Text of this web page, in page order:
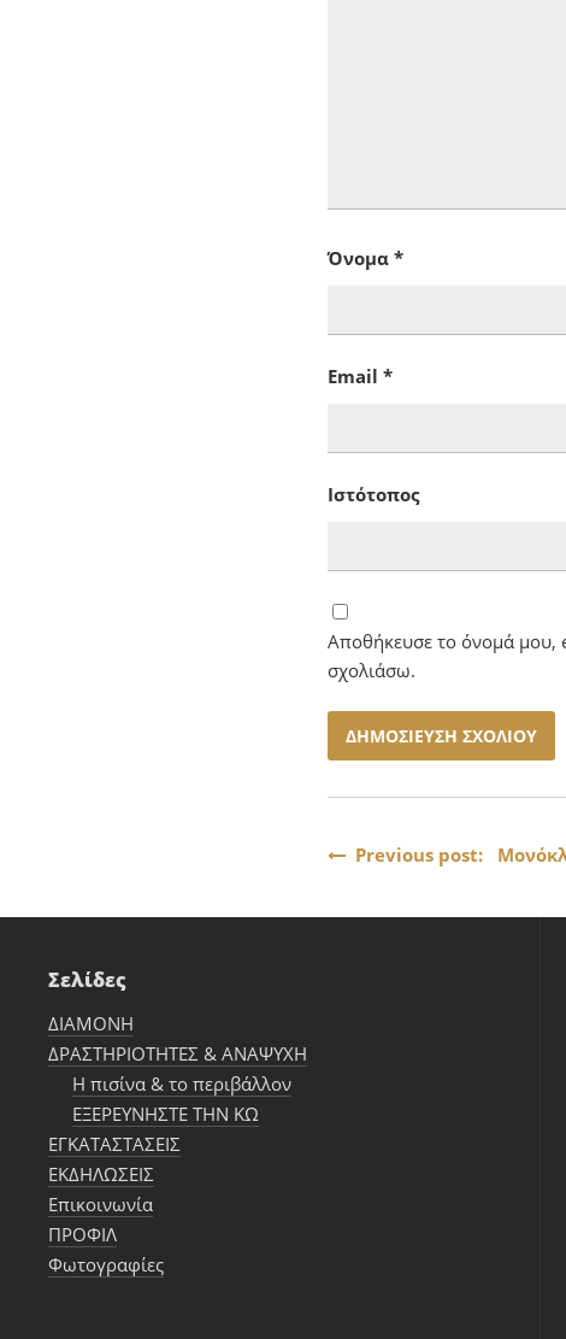
Όνομα *
Email *
Ιστότοπος
Αποθήκευσε το όνομά μου,
σχολιάσω.
Πλοήγηση
Previous post:
Σελίδες
ΔΙΑΜΟΝΗ
ΔΡΑΣΤΗΡΙΟΤΗΤΕΣ & ΑΝΑΨΥΧΗ
Η πισίνα & το περιβάλλον
ΕΞΕΡΕΥΝΗΣΤΕ ΤΗΝ ΚΩ
ΕΓΚΑΤΑΣΤΑΣΕΙΣ
ΕΚΔΗΛΩΣΕΙΣ
Επικοινωνία
ΠΡΟΦΙΛ
Φωτογραφίες